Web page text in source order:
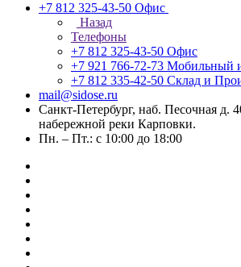
+7 812 325-43-50 Офис
Назад
Телефоны
+7 812 325-43-50 Офис
+7 921 766-72-73 Мобильный
+7 812 335-42-50 Склад и
mail@sidose.ru
Санкт-Петербург, наб. Песочная д.
набережной реки Карповки.
Пн. – Пт.: с 10:00 до 18:00